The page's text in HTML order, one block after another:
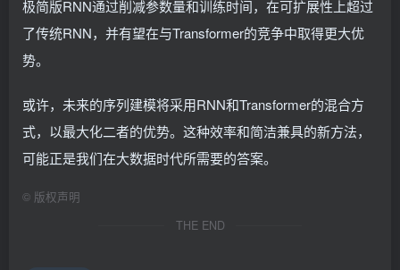
极简版RNN通过削减参数量和训练时间，在可扩展性上超过
了传统RNN，并有望在与Transformer的竞争中取得更大优
势。
或许，未来的序列建模将采用RNN和Transformer的混合方
式，以最大化二者的优势。这种效率和简洁兼具的新方法，
可能正是我们在大数据时代所需要的答案。
© 版权声明
THE END